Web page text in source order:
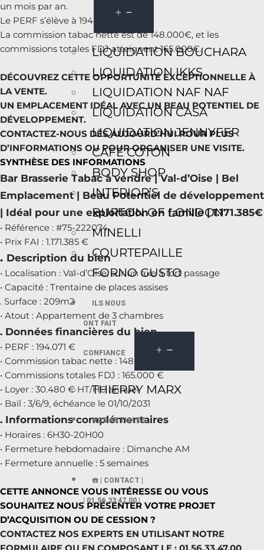
LIQUIDATION BOUCHARA
LIQUIDATION IKKS
LIQUIDATION NAF NAF
LIQUIDATION CASA
LIQUIDATION JENNYFER
CAFÉ COTON
BODY SHOP
INTERIOR’S
BURTON OF LONDON
MINELLI
COURTEPAILLE
FORNO GUSTO
ILS NOUS
ONT FAIT
CONFIANCE
THIERRY MARX
NOS ARTICLES
☎️ | CONTACT |
| 01.56.33 47.00 |
un mois par an.
Le PERF s’élève à 194.071€.
La commission tabac nette est de 148.000€, et les
commissions totales FDJ atteignent 165.000€.
DÉCOUVREZ CETTE OPPORTUNITÉ EXCEPTIONNELLE À
LA VENTE.
UN EMPLACEMENT IDÉAL AVEC UN BEAU POTENTIEL DE
DÉVELOPPEMENT.
CONTACTEZ-NOUS DÈS AUJOURD’HUI POUR PLUS
D’INFORMATIONS OU POUR ORGANISER UNE VISITE.
SYNTHÈSE DES INFORMATIONS
Bar Brasserie Tabac à vendre | Val-d’Oise | Bel
Emplacement | Beau Potentiel de développement
| Idéal pour une exploitation en famille | 1.171.385€
• Référence : #75-222074
• Prix FAI : 1.171.385 €
. Description du bien
• Localisation : Val-d’Oise, sur un axe à fort passage
• Capacité : Trentaine de places assises
. Surface : 209m2
• Atout : Appartement de 3 chambres
. Données financières du bien
• PERF : 194.071 €
• Commission tabac nette : 148.000 €
• Commissions totales FDJ : 165.000 €
• Loyer : 30.480 € HT/HC annuel
• Bail : 3/6/9, échéance le 01/10/2031
. Informations complémentaires
• Horaires : 6H30-20H00
• Fermeture hebdomadaire : Dimanche AM
• Fermeture annuelle : 5 semaines
CETTE ANNONCE VOUS INTÉRESSE OU VOUS
SOUHAITEZ NOUS PRÉSENTER VOTRE PROJET
D’ACQUISITION OU DE CESSION ?
CONTACTEZ NOS EXPERTS EN UTILISANT NOTRE